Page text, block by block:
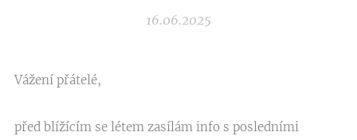
16.06.2025
Vážení přátelé,
před blížícím se létem zasílám info s posledními